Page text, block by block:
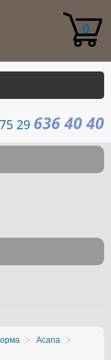
0
29 636 40 40
Acana